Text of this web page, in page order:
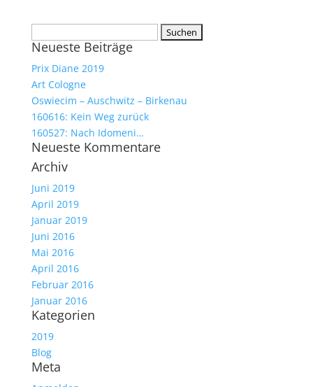
nach:
Neueste Beiträge
Prix Diane 2019
Art Cologne
Oswiecim – Auschwitz – Birkenau
160616: Kein Weg zurück
160527: Nach Idomeni…
Neueste Kommentare
Archiv
Juni 2019
April 2019
Januar 2019
Juni 2016
Mai 2016
April 2016
Februar 2016
Januar 2016
Kategorien
2019
Blog
Meta